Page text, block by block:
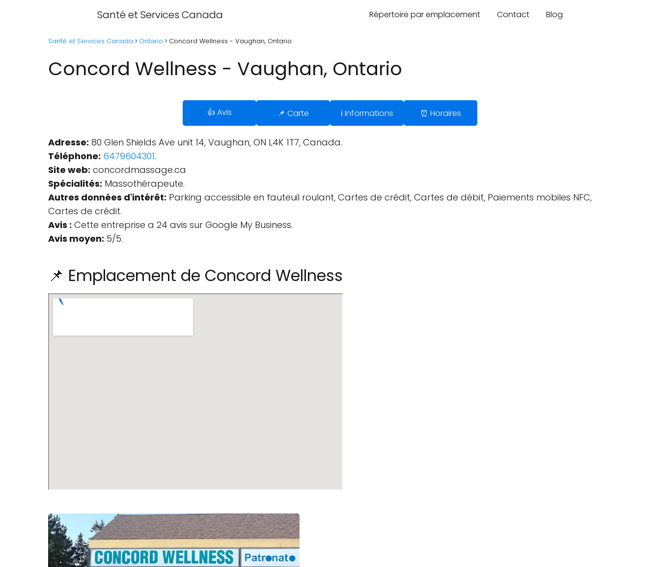
Santé et Services Canada Répertoire par emplacement Contact Blog
Santé et Services Canada Ontario Concord Wellness - Vaughan, Ontario
Concord Wellness - Vaughan, Ontario
👍 Avis 📌 Carte ℹ️ Informations ⏰ Horaires
Adresse: 80 Glen Shields Ave unit 14, Vaughan, ON L4K 1T7, Canada.
Téléphone: 6479604301.
Site web: concordmassage.ca
Spécialités: Massothérapeute.
Autres données d'intérêt: Parking accessible en fauteuil roulant, Cartes de crédit, Cartes de débit, Paiements mobiles NFC,
Cartes de crédit.
Avis : Cette entreprise a 24 avis sur Google My Business.
Avis moyen: 5/5.
📌 Emplacement de Concord Wellness